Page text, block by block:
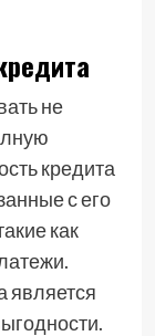
не
кредита
с его
как
является